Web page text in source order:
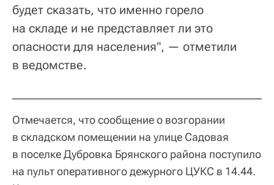
будет сказать, что именно горело
на складе и не представляет ли это
опасности для населения", — отметили
в ведомстве.
Отмечается, что сообщение о возгорании
в складском помещении на улице Садовая
в поселке Дубровка Брянского района поступило
на пульт оперативного дежурного ЦУКС в 14.44.